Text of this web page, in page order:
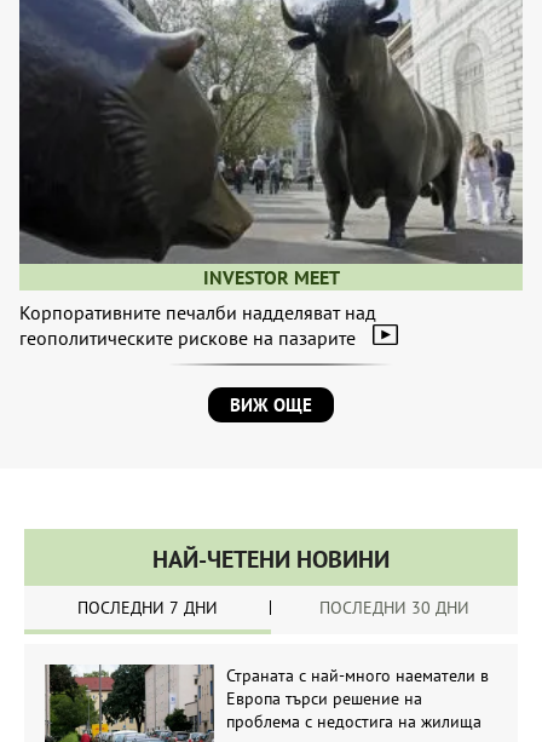
INVESTOR MEET
Корпоративните печалби надделяват над
геополитическите рискове на пазарите
ВИЖ ОЩЕ
НАЙ-ЧЕТЕНИ НОВИНИ
ПОСЛЕДНИ 7 ДНИ ПОСЛЕДНИ 30 ДНИ
Страната с най-много наематели в
Европа търси решение на
проблема с недостига на жилища